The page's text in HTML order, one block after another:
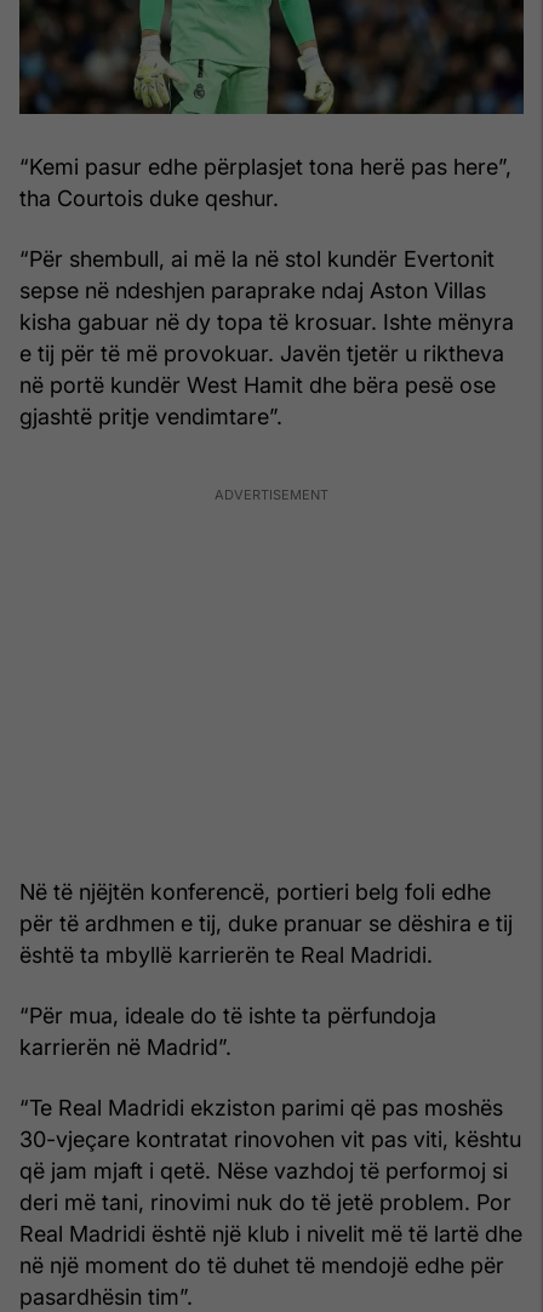
“Kemi pasur edhe përplasjet tona herë pas here”,
tha Courtois duke qeshur.
“Për shembull, ai më la në stol kundër Evertonit
sepse në ndeshjen paraprake ndaj Aston Villas
kisha gabuar në dy topa të krosuar. Ishte mënyra
e tij për të më provokuar. Javën tjetër u riktheva
në portë kundër West Hamit dhe bëra pesë ose
gjashtë pritje vendimtare”.
Në të njëjtën konferencë, portieri belg foli edhe
për të ardhmen e tij, duke pranuar se dëshira e tij
është ta mbyllë karrierën te Real Madridi.
“Për mua, ideale do të ishte ta përfundoja
karrierën në Madrid”.
“Te Real Madridi ekziston parimi që pas moshës
30-vjeçare kontratat rinovohen vit pas viti, kështu
që jam mjaft i qetë. Nëse vazhdoj të performoj si
deri më tani, rinovimi nuk do të jetë problem. Por
Real Madridi është një klub i nivelit më të lartë dhe
në një moment do të duhet të mendojë edhe për
pasardhësin tim”.